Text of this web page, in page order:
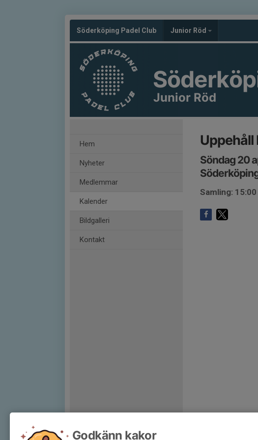
Söderköping Padel Club Junior Röd
Junior Röd
Hem
Nyheter
Medlemmar
Kalender
Bildgalleri
Kontakt
Uppehåll
Söndag 20
Samling: 15:00
Godkänn kakor